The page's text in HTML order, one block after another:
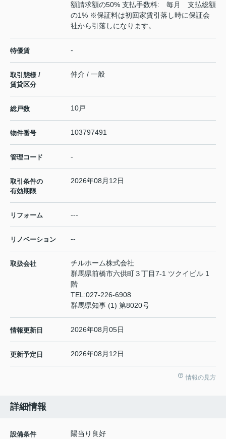
額請求額の50% 支払手数料: 毎月 支払総額
の1% ※保証料は初回家賃引落し時に保証会
社から引落しになります。
特優賃 -
取引態様 /
賃貸区分
仲介 / 一般
総戸数 10戸
物件番号 103797491
管理コード -
取引条件の
有効期限
2026年08月12日
リフォーム ---
リノベーション --
取扱会社
チルホーム株式会社
群馬県前橋市六供町３丁目7-1 ツクイビル 1
階
TEL:027-226-6908
群馬県知事 (1) 第8020号
情報更新日 2026年08月05日
更新予定日 2026年08月12日
情報の見方
詳細情報
設備条件
陽当り良好